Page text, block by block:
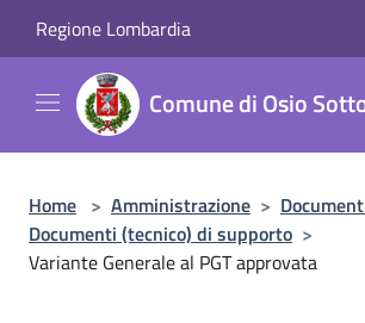
Regione Lombardia
Comune di Osio
Home > Amministrazione >
Documenti (tecnico) di supporto >
Variante Generale al PGT approvata